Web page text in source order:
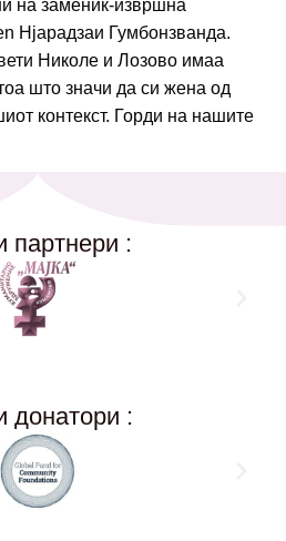
на заменик-извршна
Нјарадзаи Гумбонзванда.
Николе и Лозово имаа
што значи да си жена од
контекст. Горди на нашите
партнери :
донатори :